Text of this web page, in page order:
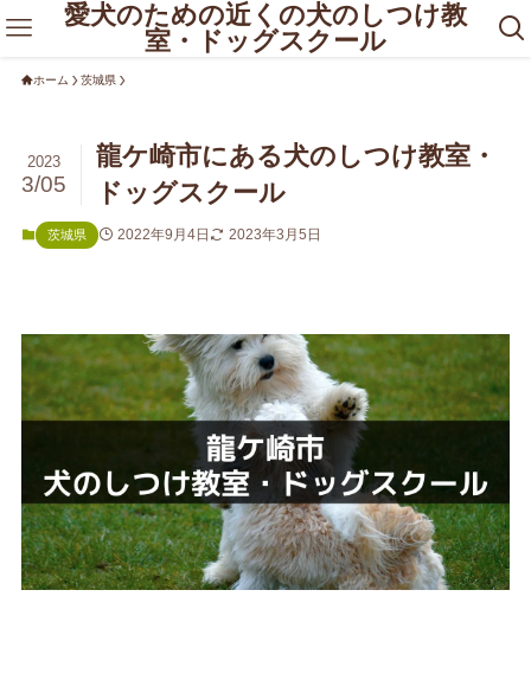
愛犬のための近くの犬のしつけ教
室・ドッグスクール
ホーム 茨城県
龍ケ崎市にある犬のしつけ教室・
ドッグスクール
2023
3/05
茨城県 2022年9月4日 2023年3月5日